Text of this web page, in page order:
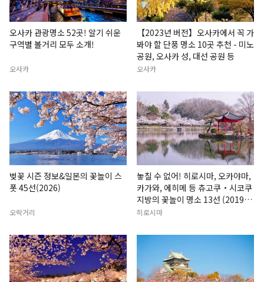
오사카 관광명소 52곳! 알기 쉬운
구역별 볼거리 모두 소개!
오사카
【2023년 버전】오사카에서 꼭 가
봐야 할 단풍 명소 10곳 추천 - 미노
공원, 오사카 성, 대선 공원 등
오사카
벚꽃 시즌 정보&일본의 꽃놀이 스
폿 45선(2026)
오락거리
놓칠 수 없어! 히로시마, 오카야마,
카가와, 에히메 등 츄고쿠・시코쿠
지방의 꽃놀이 명소 13선 (2019년
판)
히로시마